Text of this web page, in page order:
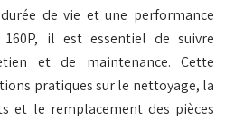
de vie et une performance
il est essentiel de suivre
et de maintenance. Cette
pratiques sur le nettoyage, la
et le remplacement des pièces